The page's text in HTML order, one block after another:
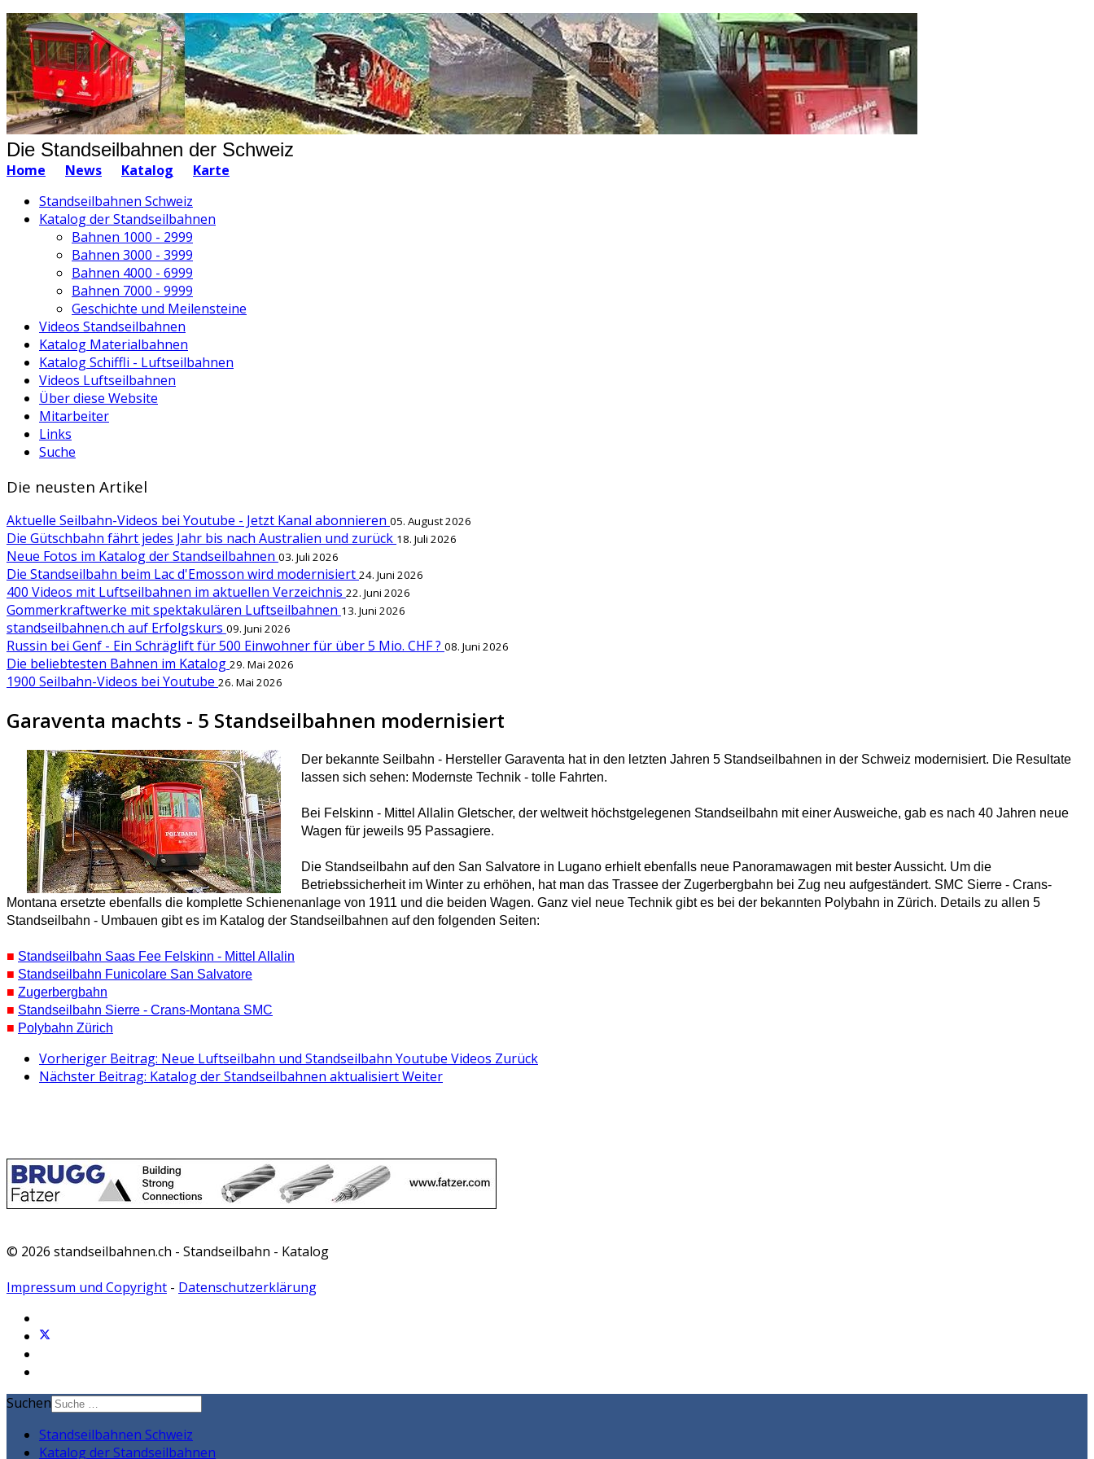
Die Standseilbahnen der Schweiz
Home News Katalog
Karte
Standseilbahnen Schweiz
Katalog der Standseilbahnen
Bahnen 1000 - 2999
Bahnen 3000 - 3999
Bahnen 4000 - 6999
Bahnen 7000 - 9999
Geschichte und Meilensteine
Videos Standseilbahnen
Katalog Materialbahnen
Katalog Schiffli - Luftseilbahnen
Videos Luftseilbahnen
Über diese Website
Mitarbeiter
Links
Suche
Die neusten Artikel
Aktuelle Seilbahn-Videos bei Youtube - Jetzt Kanal abonnieren 05. August 2026
Die Gütschbahn fährt jedes Jahr bis nach Australien und zurück 18. Juli 2026
Neue Fotos im Katalog der Standseilbahnen 03. Juli 2026
Die Standseilbahn beim Lac d'Emosson wird modernisiert 24. Juni 2026
400 Videos mit Luftseilbahnen im aktuellen Verzeichnis 22. Juni 2026
Gommerkraftwerke mit spektakulären Luftseilbahnen 13. Juni 2026
standseilbahnen.ch auf Erfolgskurs 09. Juni 2026
Russin bei Genf - Ein Schräglift für 500 Einwohner für über 5 Mio. CHF ? 08. Juni 2026
Die beliebtesten Bahnen im Katalog 29. Mai 2026
1900 Seilbahn-Videos bei Youtube 26. Mai 2026
Garaventa machts - 5 Standseilbahnen modernisiert
Der bekannte Seilbahn - Hersteller Garaventa hat in den letzten Jahren 5 Standseilbahnen in der Schweiz modernisiert. Die Resultate
lassen sich sehen: Modernste Technik - tolle Fahrten.
Bei Felskinn - Mittel Allalin Gletscher, der weltweit höchstgelegenen Standseilbahn mit einer Ausweiche, gab es nach 40 Jahren neue
Wagen für jeweils 95 Passagiere.
Die Standseilbahn auf den San Salvatore in Lugano erhielt ebenfalls neue Panoramawagen mit bester Aussicht. Um die
Betriebssicherheit im Winter zu erhöhen, hat man das Trassee der Zugerbergbahn bei Zug neu aufgeständert. SMC Sierre - Crans-
Montana ersetzte ebenfalls die komplette Schienenanlage von 1911 und die beiden Wagen. Ganz viel neue Technik gibt es bei der bekannten Polybahn in Zürich. Details zu allen 5
Standseilbahn - Umbauen gibt es im Katalog der Standseilbahnen auf den folgenden Seiten:
■ Standseilbahn Saas Fee Felskinn - Mittel Allalin
■ Standseilbahn Funicolare San Salvatore
■ Zugerbergbahn
■ Standseilbahn Sierre - Crans-Montana SMC
■ Polybahn Zürich
Vorheriger Beitrag: Neue Luftseilbahn und Standseilbahn Youtube Videos Zurück
Nächster Beitrag: Katalog der Standseilbahnen aktualisiertWeiter
© 2026 standseilbahnen.ch - Standseilbahn - Katalog
Impressum und Copyright - Datenschutzerklärung
Suchen
Standseilbahnen Schweiz
Katalog der Standseilbahnen